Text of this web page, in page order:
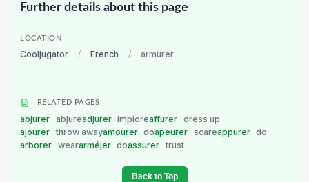
Further details about this page
LOCATION
Cooljugator / French / armurer
RELATED PAGES
abjurer abjureadjurer imploreaffurer dress up
ajourer throw awayamourer doapeurer scareappurer do
arborer weararméjer doassurer trust
Back to Top